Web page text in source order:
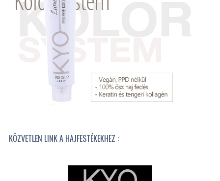
KÖZVETLEN LINK A HAJFESTÉKEKHEZ :